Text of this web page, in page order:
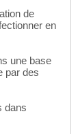
de
en
une base
par des
dans